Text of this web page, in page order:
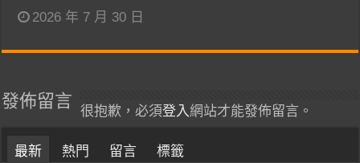
2026 年 7 月 30 日
發佈留言
很抱歉，必須登入網站才能發佈留言。
最新 熱門 留言 標籤